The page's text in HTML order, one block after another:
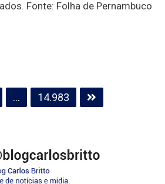
Fonte: Folha de Pernambuco
… 14.983